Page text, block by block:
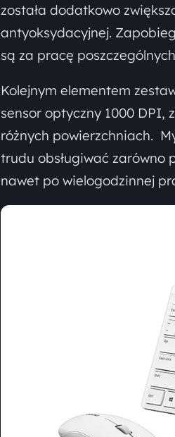
została dodatkowo
antyoksydacyjnej.
są za pracę
Kolejnym elementem
sensor optyczny 1000 DPI,
różnych powierzchniach.
trudu obsługiwać zarówno
nawet po wielogodzinnej